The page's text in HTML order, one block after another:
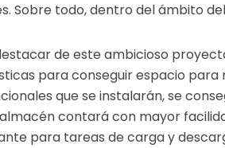
Sobre todo, dentro del ámbito
de este ambicioso
para conseguir espacio para
que se instalarán, se
contará con mayor
para tareas de carga y